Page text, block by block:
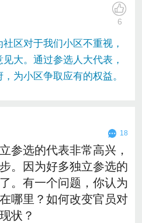
6
区对于我们小区不重视，
大。通过参选人大代表，
为小区争取应有的权益。
18
参选的代表非常高兴，
。因为好多独立参选的
。有一个问题，你认为
哪里？如何改变官员对
状？